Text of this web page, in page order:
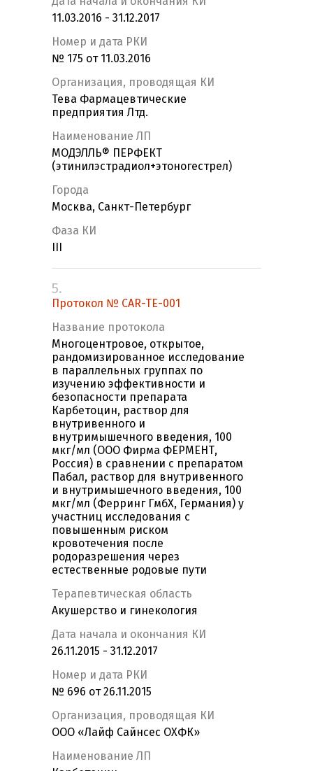
11.03.2016 - 31.12.2017
Номер и дата РКИ
№ 175 от 11.03.2016
Организация, проводящая КИ
Тева Фармацевтические
предприятия Лтд.
Наименование ЛП
МОДЭЛЛЬ® ПЕРФЕКТ
(этинилэстрадиол+этоногестрел)
Города
Москва, Санкт-Петербург
Фаза КИ
5.
Протокол № CAR-TE-001
Название протокола
Многоцентровое, открытое,
рандомизированное исследование
в параллельных группах по
изучению эффективности и
безопасности препарата
Карбетоцин, раствор для
внутривенного и
внутримышечного введения, 100
мкг/мл (ООО Фирма ФЕРМЕНТ,
Россия) в сравнении с препаратом
Пабал, раствор для внутривенного
и внутримышечного введения, 100
мкг/мл (Ферринг ГмбХ, Германия) у
участниц исследования с
повышенным риском
кровотечения после
родоразрешения через
естественные родовые пути
Терапевтическая область
Акушерство и гинекология
Дата начала и окончания КИ
26.11.2015 - 31.12.2017
Номер и дата РКИ
№ 696 от 26.11.2015
Организация, проводящая КИ
ООО «Лайф Сайнсес ОХФК»
Наименование ЛП